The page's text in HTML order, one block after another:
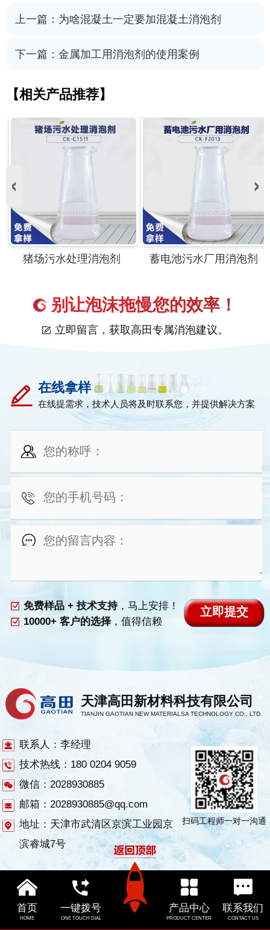
上一篇： 为啥混凝土一定要加混凝土消泡剂
下一篇：金属加工用消泡剂的使用案例
【相关产品推荐】
泡剂 蓄电池污水厂用消泡剂 污水处理专用
别让泡沫拖慢您的效率！
立即留言，获取高田专属消泡建议。
在线拿样
在线提需求，技术人员将及时联系您，并提供解决方案
免费样品 + 技术支持，马上安排！
10000+ 客户的选择，值得信赖
天津高田新材料科技有限公司
TIANJIN GAOTIAN NEW MATERIALSA TECHNOLOGY CO., LTD.
联系人：李经理
技术热线：180 0204 9059
微信：2028930885
邮箱：2028930885@qq.com
地址：天津市武清区京滨工业园京
滨睿城7号
扫码工程师一对一沟通
首页
HOME
一键拨号
ONE TOUCH DIAL
产品中心
PRODUCT CENTER
联系我们
CONTACT US